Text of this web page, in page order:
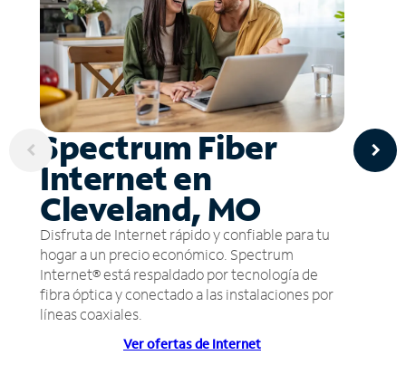
Spectrum Fiber
Internet en
Cleveland, MO
Disfruta de Internet rápido y confiable para tu
hogar a un precio económico. Spectrum
Internet® está respaldado por tecnología de
fibra óptica y conectado a las instalaciones por
líneas coaxiales.
Ver ofertas de Internet